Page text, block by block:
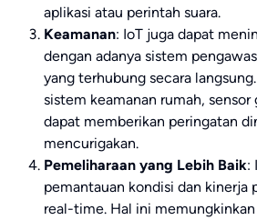
aplikasi atau perintah suara.
Keamanan: IoT juga dapat
dengan adanya sistem
yang terhubung secara
sistem keamanan rumah, sensor
dapat memberikan peringatan
mencurigakan.
Pemeliharaan yang Lebih Baik:
pemantauan kondisi dan kinerja
real-time. Hal ini